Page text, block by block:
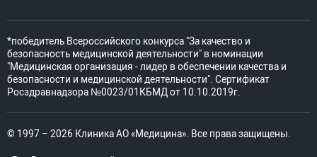
*победитель Всероссийского конкурса "За качество и
безопасность медицинской деятельности" в номинации
"Медицинская организация - лидер в обеспечении качества и
безопасности и медицинской деятельности". Сертификат
Росздравнадзора №0023/01КБМД от 10.10.2019г.
© 1997 – 2026 Клиника АО «Медицина». Все права защищены.